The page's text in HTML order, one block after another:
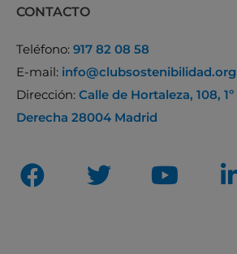
CONTACTO
Teléfono: 917 82 08 58
E-mail: info@clubsostenibilidad.org
Dirección: Calle de Hortaleza, 108, 1º
Derecha 28004 Madrid